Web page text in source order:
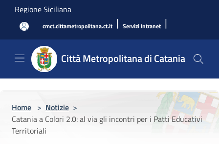
Salta al contenuto principale
Regione Siciliana
cmct.cittametropolitana.ct.it | Servizi Intranet |
Città Metropolitana di Catania
Home > Notizie >
Catania a Colori 2.0: al via gli incontri per i Patti Educativi
Territoriali